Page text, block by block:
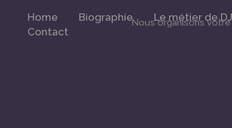
Home Biographie Le métier de DJ
Contact
Nous organisons